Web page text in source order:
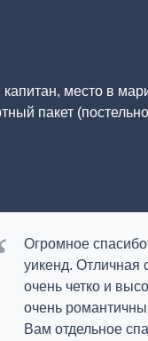
место в
пакет
Огромное
уикенд.
очень четко и
очень
Вам отдельное